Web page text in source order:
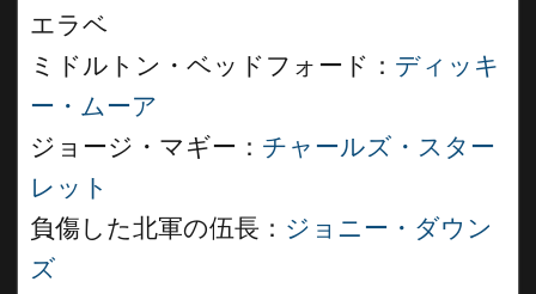
エラベ
ミドルトン・ベッドフォード： ディッキ
ー・ムーア
ジョージ・マギー： チャールズ・スター
レット
負傷した北軍の伍長： ジョニー・ダウン
ズ